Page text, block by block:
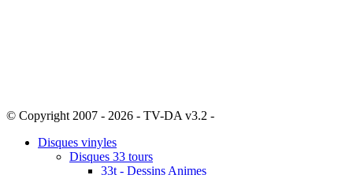
© Copyright 2007 - 2026 - TV-DA v3.2 -
Disques vinyles
Disques 33 tours
33t - Dessins Animes